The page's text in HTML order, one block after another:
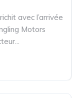
avec l’arrivée
Motors